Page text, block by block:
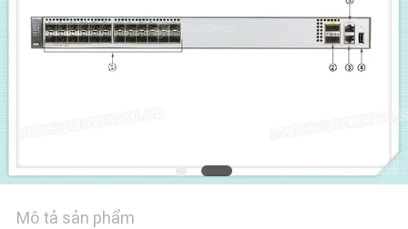
TIN
VỤ
ÁN
Mô tả sản phẩm